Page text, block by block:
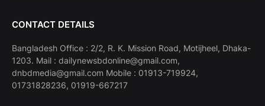
CONTACT DETAILS
Bangladesh Office : 2/2, R. K. Mission Road, Motijheel, Dhaka-
1203. Mail : dailynewsbdonline@gmail.com,
dnbdmedia@gmail.com Mobile : 01913-719924,
01731828236, 01919-667217